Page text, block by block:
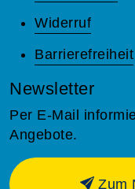
Widerruf
Barrierefreiheit
Newsletter
Per E-Mail
Angebote.
Zum